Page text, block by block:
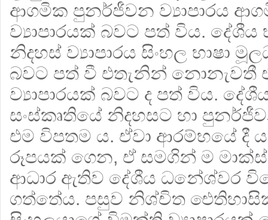
ආගමික පුනර්ජීවන ව්‍යාපාරය
ව්‍යාපාරයක් බවට පත් විය. දේශීය
නිදහස් ව්‍යාපාරය සිංහල භාෂා
බවට පත් වී එතැනින් නොනැවතී
ව්‍යාපාරයක් බවට ද පත් විය.
සංස්කෘතියේ නිදහසට හා
එම විපතම ය. ඒවා ආරම්භයේ දී
රූපයක් ගෙන, ඒ සමගින් ම
ආධාර ඇතිව දේශීය ධනේශ්වර
ගත්තේය. පසුව නිශ්චිත